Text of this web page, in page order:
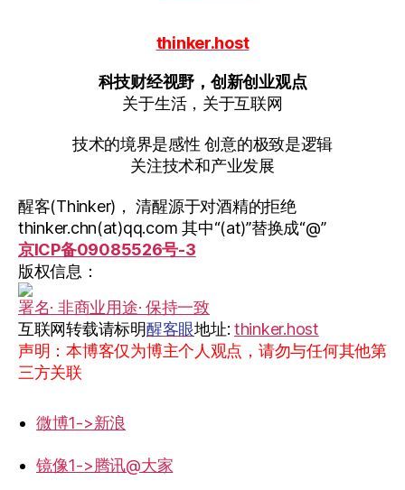
thinker.host
科技财经视野，创新创业观点
关于生活，关于互联网
技术的境界是感性 创意的极致是逻辑
关注技术和产业发展
醒客(Thinker)， 清醒源于对酒精的拒绝
thinker.chn(at)qq.com 其中“(at)”替换成“@”
京ICP备09085526号-3
版权信息：
署名· 非商业用途· 保持一致
互联网转载请标明醒客眼地址: thinker.host
声明：本博客仅为博主个人观点，请勿与任何其他第
三方关联
微博1->新浪
镜像1->腾讯@大家